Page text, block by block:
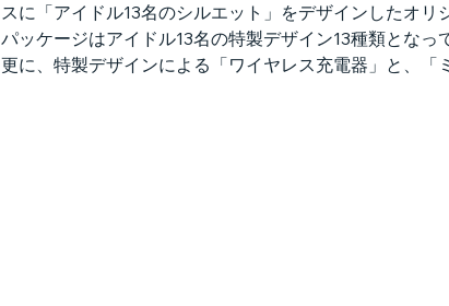
スに「アイドル13名のシルエット」をデザインしたオリ
パッケージはアイドル13名の特製デザイン13種類となっ
更に、特製デザインによる「ワイヤレス充電器」と、「